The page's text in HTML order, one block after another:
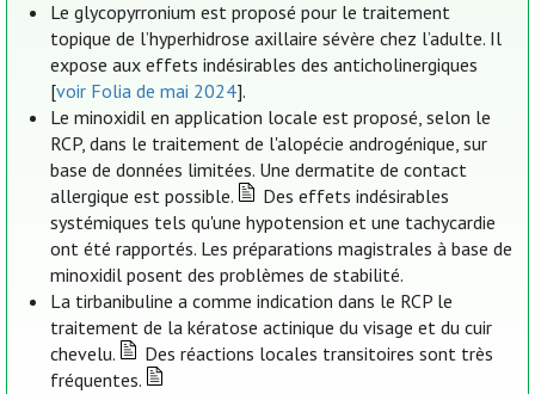
Le glycopyrronium est proposé pour le traitement
topique de l’hyperhidrose axillaire sévère chez l’adulte. Il
expose aux effets indésirables des anticholinergiques
[voir Folia de mai 2024].
Le minoxidil en application locale est proposé, selon le
RCP, dans le traitement de l'alopécie androgénique, sur
base de données limitées. Une dermatite de contact
allergique est possible.
Des effets indésirables
systémiques tels qu'une hypotension et une tachycardie
ont été rapportés. Les préparations magistrales à base de
minoxidil posent des problèmes de stabilité.
La tirbanibuline a comme indication dans le RCP le
traitement de la kératose actinique du visage et du cuir
chevelu.
Des réactions locales transitoires sont très
fréquentes.